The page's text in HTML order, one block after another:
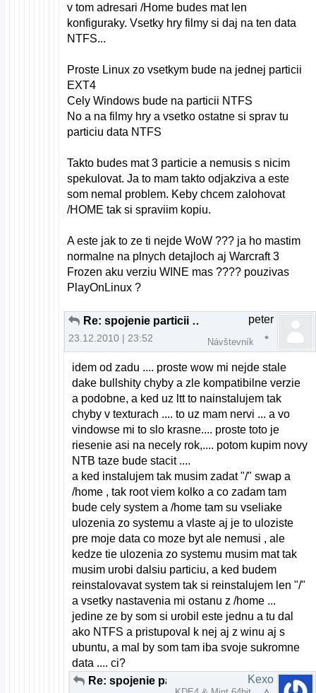
v tom adresari /Home budes mat len
konfiguraky. Vsetky hry filmy si daj na ten data
NTFS...
Proste Linux zo vsetkym bude na jednej particii
EXT4
Cely Windows bude na particii NTFS
No a na filmy hry a vsetko ostatne si sprav tu
particiu data NTFS
Takto budes mat 3 particie a nemusis s nicim
spekulovat. Ja to mam takto odjakziva a este
som nemal problem. Keby chcem zalohovat
/HOME tak si spraviim kopiu.
A este jak to ze ti nejde WoW ??? ja ho mastim
normalne na plnych detajloch aj Warcraft 3
Frozen aku verziu WINE mas ???? pouzivas
PlayOnLinux ?
Re: spojenie particii pri instalacii U10.10
23.12.2010 | 23:52
peter
Návštevník
idem od zadu .... proste wow mi nejde stale
dake bullshity chyby a zle kompatibilne verzie
a podobne, a ked uz ltt to nainstalujem tak
chyby v texturach .... to uz mam nervi ... a vo
vindowse mi to slo krasne.... proste toto je
riesenie asi na necely rok,.... potom kupim novy
NTB taze bude stacit ....
a ked instalujem tak musim zadat "/" swap a
/home , tak root viem kolko a co zadam tam
bude cely system a /home tam su vseliake
ulozenia zo systemu a vlaste aj je to uloziste
pre moje data co moze byt ale nemusi , ale
kedze tie ulozenia zo systemu musim mat tak
musim urobi dalsiu particiu, a ked budem
reinstalovavat system tak si reinstalujem len "/"
a vsetky nastavenia mi ostanu z /home ...
jedine ze by som si urobil este jednu a tu dal
ako NTFS a pristupoval k nej aj z winu aj s
ubuntu, a mal by som tam iba svoje sukromne
data .... ci?
Kexo